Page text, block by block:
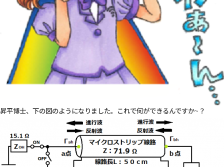
昇平博士、下の図のようになりました。これで何ができるんですか~？